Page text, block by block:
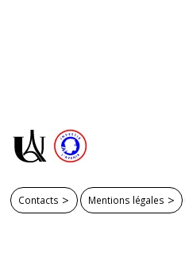
Contacts Mentions légales